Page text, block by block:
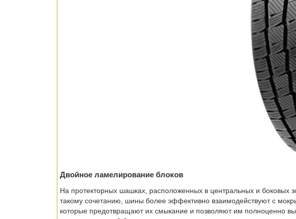
Двойное ламелирование блоков
На протекторных шашках, расположенных в центральных и боковых
такому сочетанию, шины более эффективно взаимодействуют с
которые предотвращают их смыкание и позволяют им полноценно